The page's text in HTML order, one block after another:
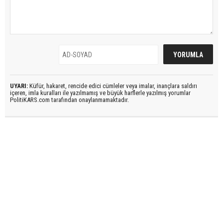
UYARI: Küfür, hakaret, rencide edici cümleler veya imalar, inançlara saldırı
içeren, imla kuralları ile yazılmamış ve büyük harflerle yazılmış yorumlar
PolitiKARS.com tarafından onaylanmamaktadır.